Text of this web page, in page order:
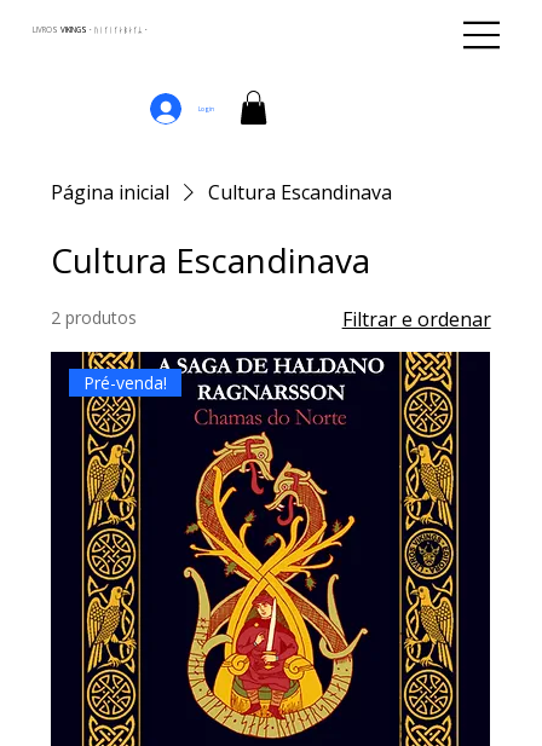
LIVROS VIKINGS · ᚢᛁᚴᛁᚴᛅᛒᛅᚴᛦ ·
Login
Página inicial Cultura Escandinava
Cultura Escandinava
2 produtos Filtrar e ordenar
Pré-venda!